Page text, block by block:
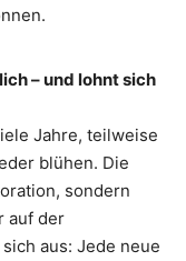
– und lohnt sich
Jahre, teilweise
blühen. Die
sondern
auf der
aus: Jede neue